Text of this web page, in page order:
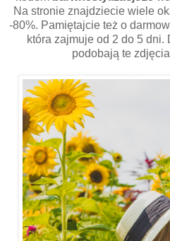
Na stronie znajdziecie wiele
-80%. Pamiętajcie też o
która zajmuje od 2 do 5 dni.
podobają te